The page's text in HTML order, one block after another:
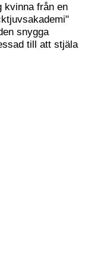
kvinna från en
snygga
till att stjäla